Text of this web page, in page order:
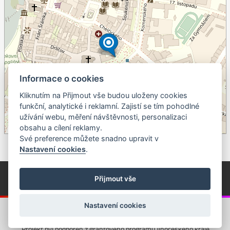
©OpenStreetMapcontributors.
© Píseckem / Kalendárium (Změna programu vyhrazena!)
(Cookies)
© 2018 - 2026 Realizace a správa webu:
Informace o cookies
Kliknutím na Přijmout vše budou uloženy cookies
funkční, analytické i reklamní. Zajistí se tím pohodlné
užívání webu, měření návštěvnosti, personalizaci
obsahu a cílení reklamy.
Své preference můžete snadno upravit v
Nastavení cookies.
Přijmout vše
Nastavení cookies